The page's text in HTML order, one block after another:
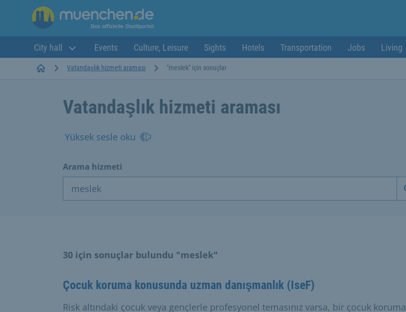
City hall Events Culture, Leisure Sights Hotels Transportation Jobs Living
StartseiteVatandaşlık hizmeti araması "meslek" için sonuçlar
Vatandaşlık hizmeti araması
Yüksek sesle oku
Arama hizmeti
30 için sonuçlar bulundu "meslek"
Çocuk koruma konusunda uzman danışmanlık (IseF)
Risk altındaki çocuk veya gençlerle profesyonel temasınız varsa, bir çocuk koruma